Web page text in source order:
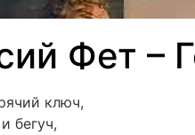
Фет –
ключ,
бегуч,